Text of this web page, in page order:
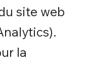
site web
la